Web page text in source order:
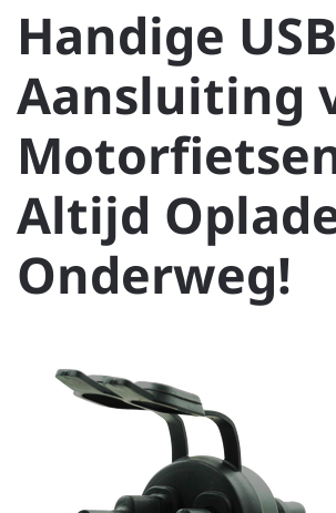
Handige USB
Aansluiting
Altijd
Onderweg!